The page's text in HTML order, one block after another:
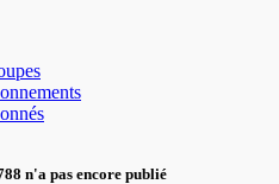
n'a pas encore publié